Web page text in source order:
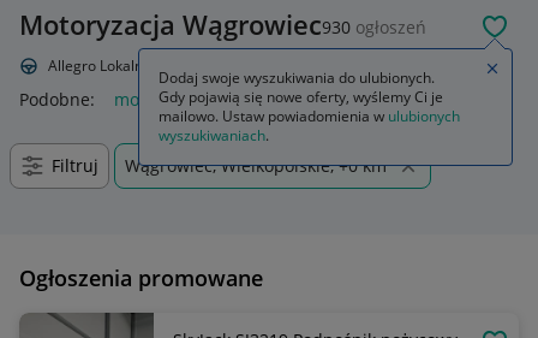
Motoryzacja Wągrowiec930 ogłoszeń
Allegro Lokalnie
Podobne: motoryzacja motoryzacja samochody osobowe
Filtruj Wągrowiec, Wielkopolskie, +0 km
Ogłoszenia promowane
Dodaj swoje wyszukiwania do ulubionych.
Gdy pojawią się nowe oferty, wyślemy Ci je
mailowo. Ustaw powiadomienia w ulubionych
wyszukiwaniach.